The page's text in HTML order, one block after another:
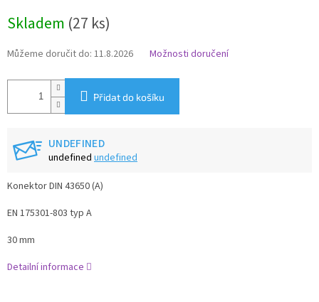
cena:
Skladem (27 ks)
Můžeme doručit do: 11.8.2026 Možnosti doručení
Přidat do košíku
UNDEFINED
undefined undefined
Konektor DIN 43650 (A)
EN 175301-803 typ A
30 mm
Detailní informace